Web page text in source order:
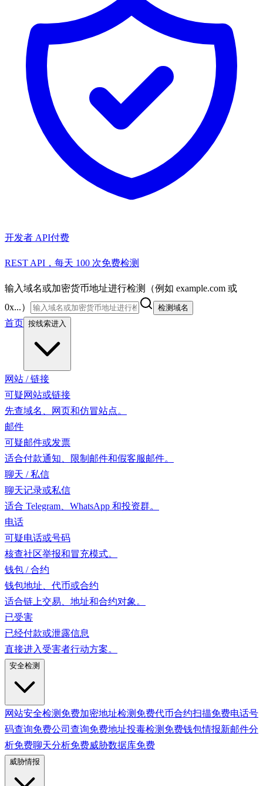
开发者 API付费
REST API，每天 100 次免费检测
输入域名或加密货币地址进行检测（例如 example.com 或
0x...）
检测域名
首页 按线索进入
网站 / 链接
可疑网站或链接
先查域名、网页和仿冒站点。
邮件
可疑邮件或发票
适合付款通知、限制邮件和假客服邮件。
聊天 / 私信
聊天记录或私信
适合 Telegram、WhatsApp 和投资群。
电话
可疑电话或号码
核查社区举报和冒充模式。
钱包 / 合约
钱包地址、代币或合约
适合链上交易、地址和合约对象。
已受害
已经付款或泄露信息
直接进入受害者行动方案。
安全检测
网站安全检测 免费加密地址检测 免费代币合约扫描免费电话号
码查询免费公司查询免费地址投毒检测 免费钱包情报新邮件分
析免费聊天分析免费威胁数据库免费
威胁情报